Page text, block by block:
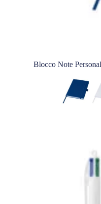
Blocco Note